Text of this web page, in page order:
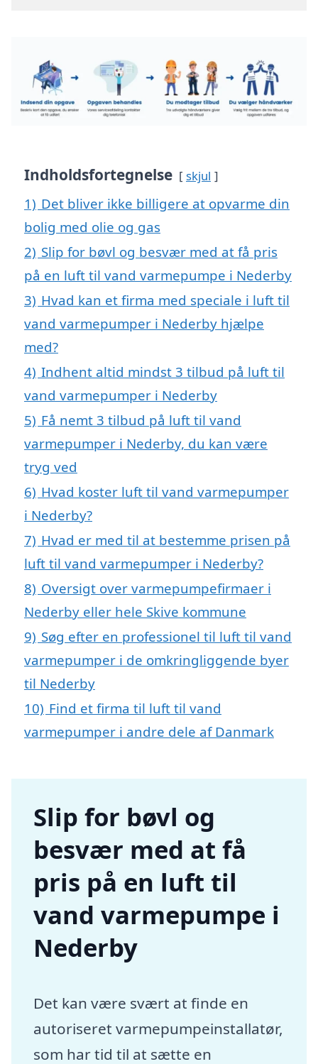
Indholdsfortegnelse skjul
1) Det bliver ikke billigere at opvarme din
bolig med olie og gas
2) Slip for bøvl og besvær med at få pris
på en luft til vand varmepumpe i Nederby
3) Hvad kan et firma med speciale i luft til
vand varmepumper i Nederby hjælpe
med?
4) Indhent altid mindst 3 tilbud på luft til
vand varmepumper i Nederby
5) Få nemt 3 tilbud på luft til vand
varmepumper i Nederby, du kan være
tryg ved
6) Hvad koster luft til vand varmepumper
i Nederby?
7) Hvad er med til at bestemme prisen på
luft til vand varmepumper i Nederby?
8) Oversigt over varmepumpefirmaer i
Nederby eller hele Skive kommune
9) Søg efter en professionel til luft til vand
varmepumper i de omkringliggende byer
til Nederby
10) Find et firma til luft til vand
varmepumper i andre dele af Danmark
Slip for bøvl og
besvær med at få
pris på en luft til
vand varmepumpe i
Nederby
Det kan være svært at finde en
autoriseret varmepumpeinstallatør,
som har tid til at sætte en